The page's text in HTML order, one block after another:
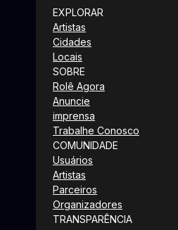
EXPLORAR
Artistas
Cidades
Locais
SOBRE
Rolê Agora
Anuncie
imprensa
Trabalhe Conosco
COMUNIDADE
Usuários
Artistas
Parceiros
Organizadores
TRANSPARÊNCIA